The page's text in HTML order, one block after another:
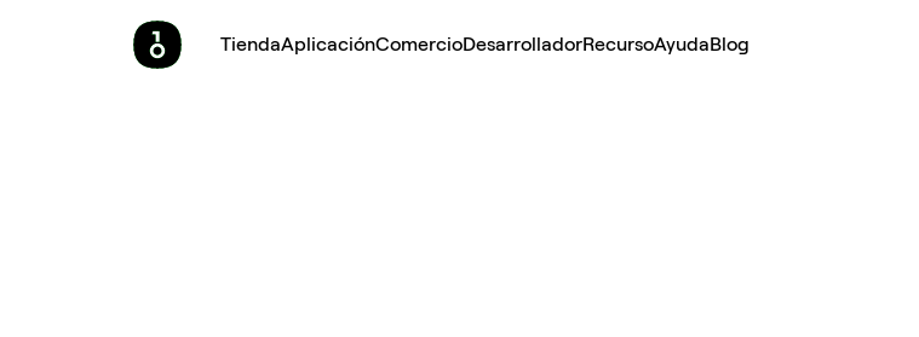
TiendaAplicaciónComercioDesarrolladorRecursoAyudaBlog